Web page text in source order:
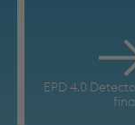
EPD 4.0